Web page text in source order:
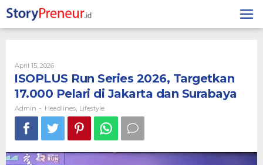
to
content
April 15, 2026By
Admin
ISOPLUS Run Series 2026, Targetkan
17.000 Pelari di Jakarta dan Surabaya
Admin - Headlines Lifestyle